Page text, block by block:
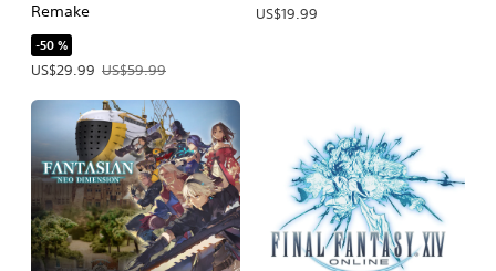
Remake
-50 %
US$29.99
Precio de la oferta: US$29.99. Precio original: US$59.99.
US$59.99
US$19.99